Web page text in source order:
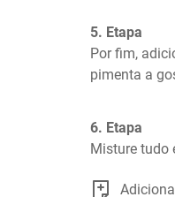
5. Etapa
Por fim,
pimenta a
6. Etapa
Misture tudo